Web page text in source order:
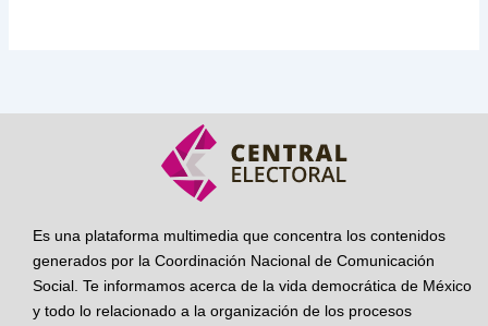
Es una plataforma multimedia que concentra los contenidos
generados por la Coordinación Nacional de Comunicación
Social. Te informamos acerca de la vida democrática de México
y todo lo relacionado a la organización de los procesos